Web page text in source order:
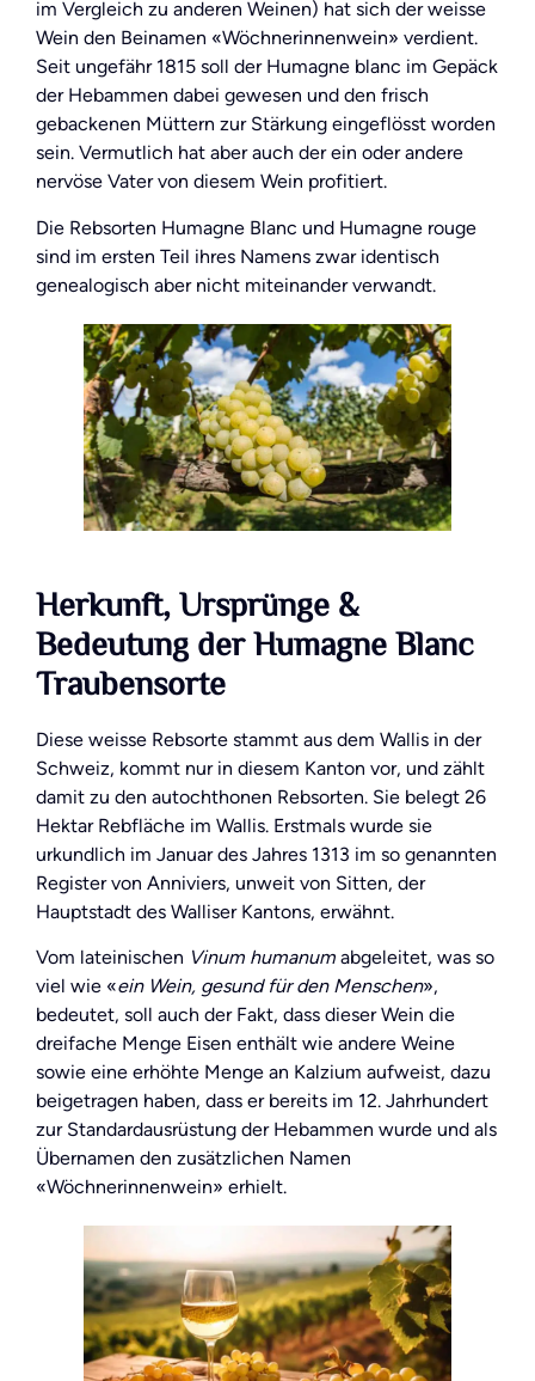
im Vergleich zu anderen Weinen) hat sich der weisse
Wein den Beinamen «Wöchnerinnenwein» verdient.
Seit ungefähr 1815 soll der Humagne blanc im Gepäck
der Hebammen dabei gewesen und den frisch
gebackenen Müttern zur Stärkung eingeflösst worden
sein. Vermutlich hat aber auch der ein oder andere
nervöse Vater von diesem Wein profitiert.
Die Rebsorten Humagne Blanc und Humagne rouge
sind im ersten Teil ihres Namens zwar identisch
genealogisch aber nicht miteinander verwandt.
Herkunft, Ursprünge &
Bedeutung der Humagne Blanc
Traubensorte
Diese weisse Rebsorte stammt aus dem Wallis in der
Schweiz, kommt nur in diesem Kanton vor, und zählt
damit zu den autochthonen Rebsorten. Sie belegt 26
Hektar Rebfläche im Wallis. Erstmals wurde sie
urkundlich im Januar des Jahres 1313 im so genannten
Register von Anniviers, unweit von Sitten, der
Hauptstadt des Walliser Kantons, erwähnt.
Vom lateinischen Vinum humanum abgeleitet, was so
viel wie «ein Wein, gesund für den Menschen»,
bedeutet, soll auch der Fakt, dass dieser Wein die
dreifache Menge Eisen enthält wie andere Weine
sowie eine erhöhte Menge an Kalzium aufweist, dazu
beigetragen haben, dass er bereits im 12. Jahrhundert
zur Standardausrüstung der Hebammen wurde und als
Übernamen den zusätzlichen Namen
«Wöchnerinnenwein» erhielt.